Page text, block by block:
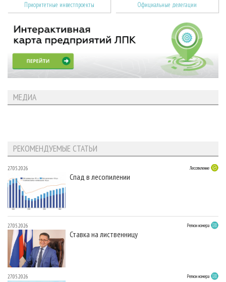
Приоритетные инвестпроекты Официальные делегации
МЕДИА
РЕКОМЕНДУЕМЫЕ СТАТЬИ
27.05.2026 Лесопиление
Спад в лесопилении
27.05.2026 Регион номера
Ставка на лиственницу
27.05.2026 Регион номера